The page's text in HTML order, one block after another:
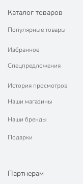
Каталог товаров
Популярные товары
Избранное
Спецпредложения
История просмотров
Наши магазины
Наши бренды
Подарки
Партнерам